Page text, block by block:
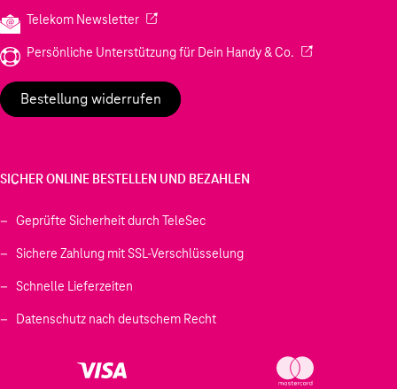
Telekom Newsletter(Wird in einem neuen Tab geöffnet)
Persönliche Unterstützung für Dein Handy & Co. (Wird in einem
Bestellung widerrufen
SICHER ONLINE BESTELLEN UND BEZAHLEN
Geprüfte Sicherheit durch TeleSec
Sichere Zahlung mit SSL-Verschlüsselung
Schnelle Lieferzeiten
Datenschutz nach deutschem Recht